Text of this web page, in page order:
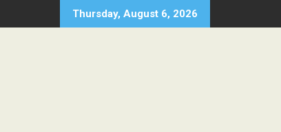
to
Thursday, August 6, 2026